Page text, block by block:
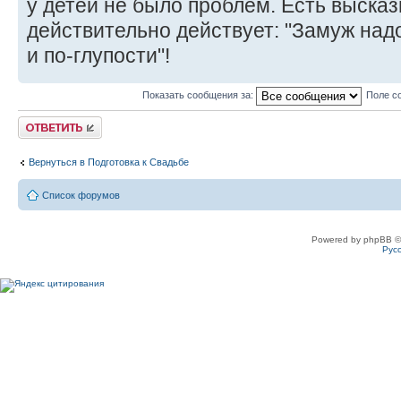
у детей не было проблем. Есть
действительно действует: "Замуж
и по-глупости"!
Показать сообщения за: Поле
Ответить
Вернуться в Подготовка к Свадьбе
Список форумов
Powered by phpBB